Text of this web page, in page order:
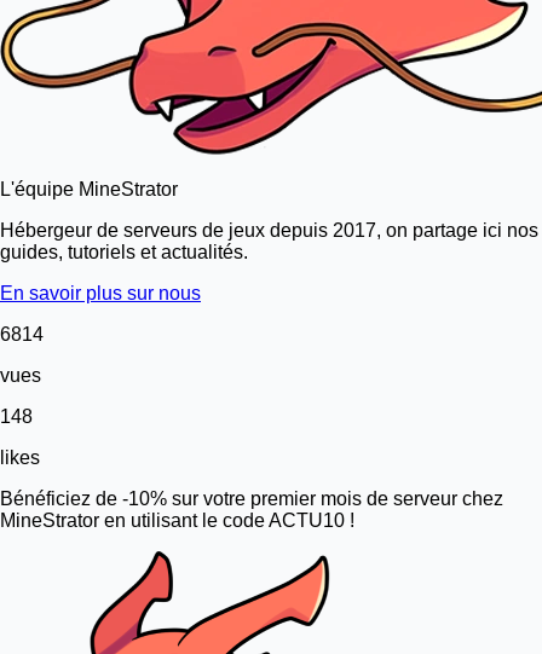
L'équipe MineStrator
Hébergeur de serveurs de jeux depuis 2017, on partage ici nos
guides, tutoriels et actualités.
En savoir plus sur nous
6814
vues
148
likes
Bénéficiez de -10% sur votre premier mois de serveur chez
MineStrator en utilisant le code ACTU10 !